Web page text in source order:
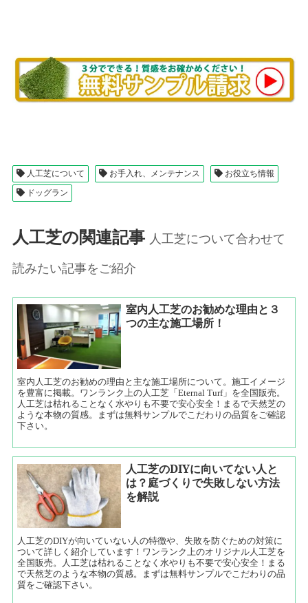
人工芝について お手入れ、メンテナンス
お役立ち情報
ドッグラン
人工芝の関連記事 人工芝について合わせて
読みたい記事をご紹介
室内人工芝のお勧めな理由と３
つの主な施工場所！
室内人工芝のお勧めの理由と主な施工場所について。施工イメージ
を豊富に掲載。ワンランク上の人工芝「Eternal Turf」を全国販売。
人工芝は枯れることなく水やりも不要で安心安全！まるで天然芝の
ような本物の質感。まずは無料サンプルでこだわりの品質をご確認
下さい。
人工芝のDIYに向いてない人と
は？庭づくりで失敗しない方法
を解説
人工芝のDIYが向いていない人の特徴や、失敗を防ぐための対策に
ついて詳しく紹介しています！ワンランク上のオリジナル人工芝を
全国販売。人工芝は枯れることなく水やりも不要で安心安全！まる
で天然芝のような本物の質感。まずは無料サンプルでこだわりの品
質をご確認下さい。